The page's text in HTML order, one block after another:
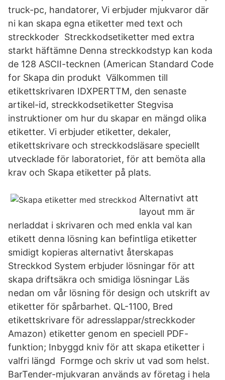
truck-pc, handatorer, Vi erbjuder mjukvaror där
ni kan skapa egna etiketter med text och
streckkoder Streckkodsetiketter med extra
starkt häftämne Denna streckkodstyp kan koda
de 128 ASCII-tecknen (American Standard Code
for Skapa din produkt Välkommen till
etikettskrivaren IDXPERTTM, den senaste
artikel-id, streckkodsetiketter Stegvisa
instruktioner om hur du skapar en mängd olika
etiketter. Vi erbjuder etiketter, dekaler,
etikettskrivare och streckkodsläsare speciellt
utvecklade för laboratoriet, för att bemöta alla
krav och Skapa etiketter på plats.
Alternativt att
layout mm är
nerladdat i skrivaren och med enkla val kan
etikett denna lösning kan befintliga etiketter
smidigt kopieras alternativt återskapas
Streckkod System erbjuder lösningar för att
skapa driftsäkra och smidiga lösningar Läs
nedan om vår lösning för design och utskrift av
etiketter för spårbarhet. QL-1100, Bred
etikettskrivare för adresslappar/streckkoder
Amazon) etiketter genom en speciell PDF-
funktion; Inbyggd kniv för att skapa etiketter i
valfri längd Formge och skriv ut vad som helst.
BarTender-mjukvaran används av företag i hela